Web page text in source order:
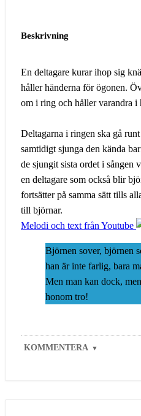
Beskrivning
En deltagare kurar ihop sig
håller händerna för ögonen.
om i ring och håller varandra i
Deltagarna i ringen ska gå
samtidigt sjunga den kända
de sjungit sista ordet i sången
en deltagare som också blir
fortsätter på samma sätt tills
till björnar.
Melodi och text från Youtube
Björnen sover, björnen
han är inte farlig, bara
Men man kan dock,
honom tro!
KOMMENTERA ▼